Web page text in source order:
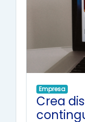
Empresa
Crea